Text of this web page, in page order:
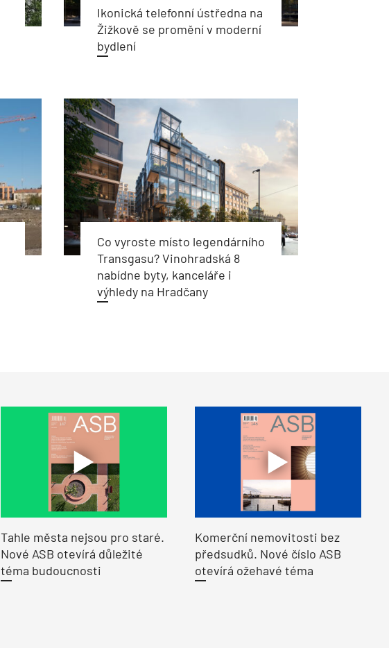
Ikonická telefonní ústředna na
Žižkově se promění v moderní
bydlení
Co vyroste místo legendárního
Transgasu? Vinohradská 8
nabídne byty, kanceláře i
výhledy na Hradčany
Tahle města nejsou pro staré.
Nové ASB otevírá důležité
téma budoucnosti
Komerční nemovitosti bez
předsudků. Nové číslo ASB
otevírá ožehavé téma